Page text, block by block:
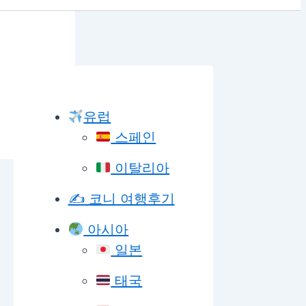
유럽
스페인
이탈리아
✍️ 코니 여행후기
아시아
일본
태국